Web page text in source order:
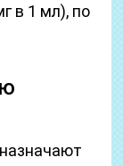
в 1 мл), по